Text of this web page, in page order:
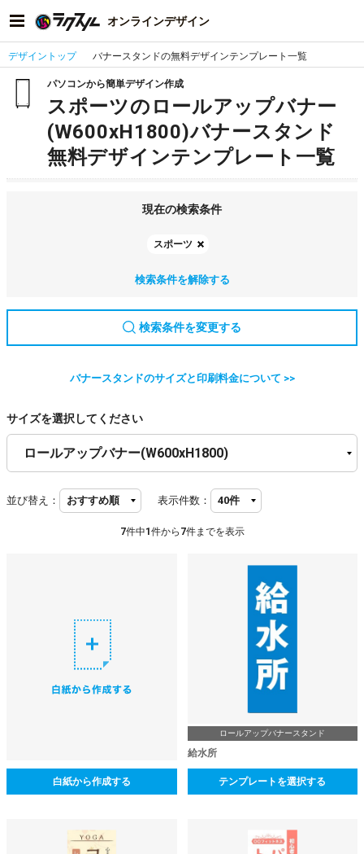
オンラインデザイン
デザイントップ バナースタンドの無料デザインテンプレート一覧
パソコンから簡単デザイン作成
スポーツのロールアップバナー
(W600xH1800)バナースタンド
無料デザインテンプレート一覧
現在の検索条件
スポーツ
検索条件を解除する
検索条件を変更する
バナースタンドのサイズと印刷料金について >>
サイズを選択してください
並び替え： 表示件数：
7件中1 件から 7件までを表示
白紙から作成する
ロールアップバナースタンド
給水所
テンプレートを選択する